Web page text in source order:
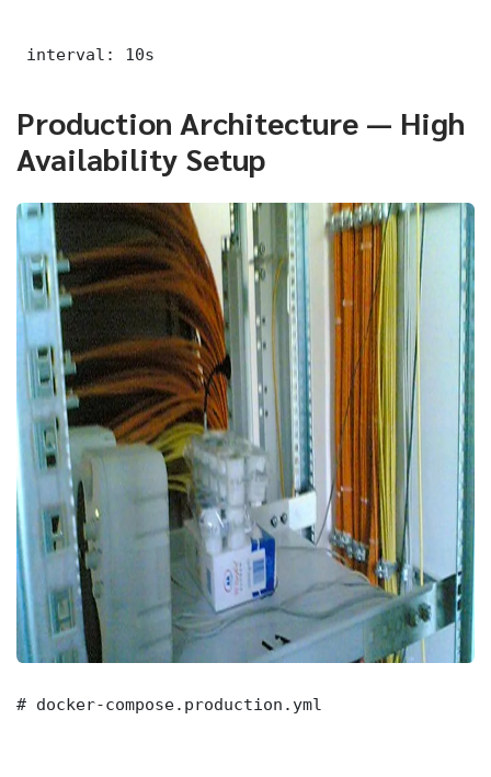
interval: 10s
Production Architecture — High
Availability Setup
# docker-compose.production.yml